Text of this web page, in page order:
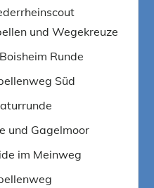
und Wegekreuze
Runde
Süd
und Gagelmoor
im Meinweg